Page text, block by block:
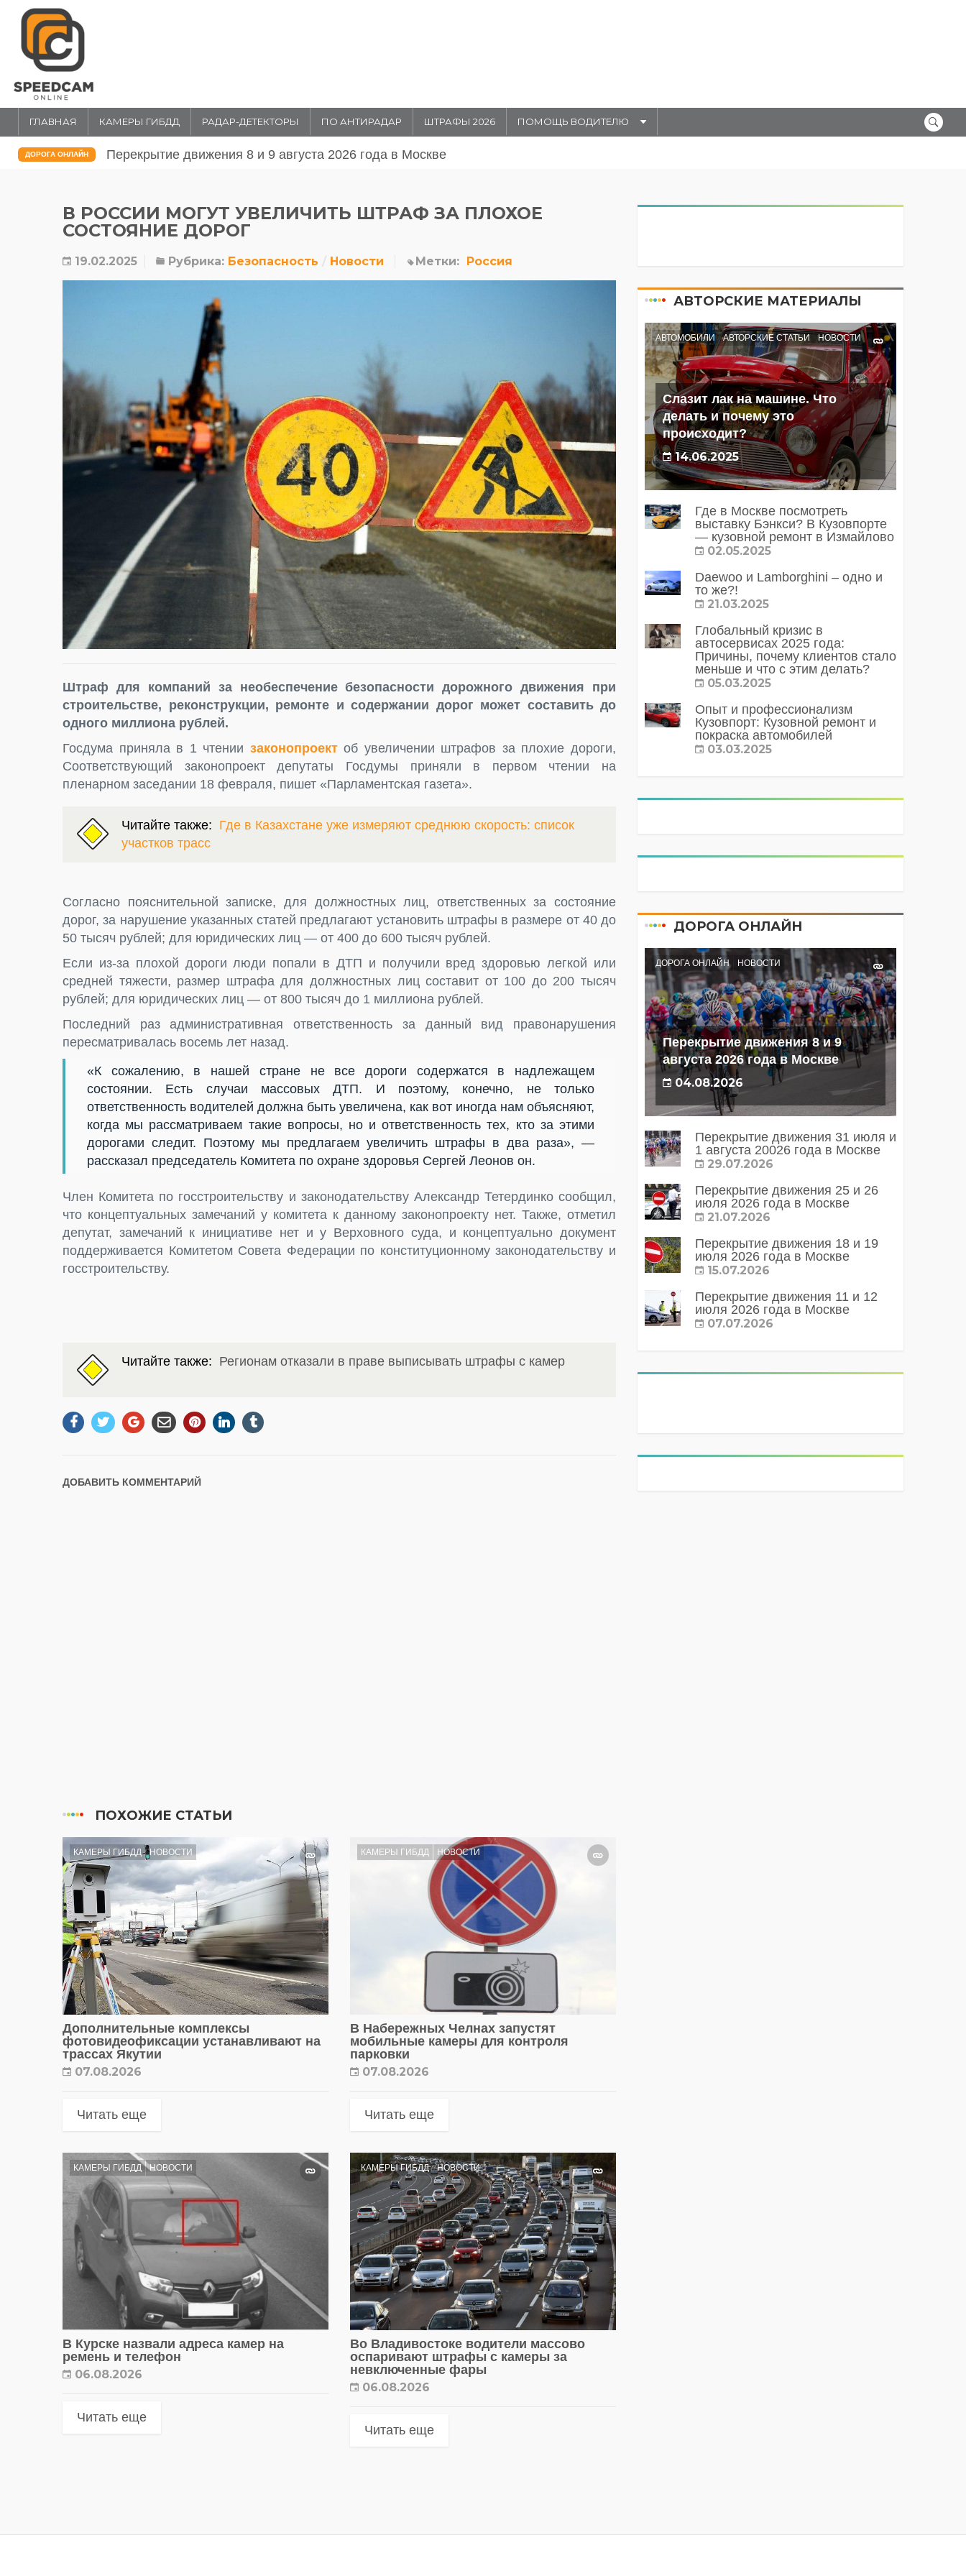
ГЛАВНАЯ КАМЕРЫ ГИБДД РАДАР-ДЕТЕКТОРЫ ПО АНТИРАДАР ШТРАФЫ 2026 ПОМОЩЬ ВОДИТЕЛЮ
ДОРОГА ОНЛАЙН Перекрытие движения 31 июля и 1 августа 20026 года в Москве
В РОССИИ МОГУТ УВЕЛИЧИТЬ ШТРАФ ЗА ПЛОХОЕ
СОСТОЯНИЕ ДОРОГ
19.02.2025 Рубрика: Безопасность Новости Метки: Россия
Штраф для компаний за необеспечение безопасности дорожного движения при
строительстве, реконструкции, ремонте и содержании дорог может составить до
одного миллиона рублей.
Госдума приняла в 1 чтении законопроект об увеличении штрафов за плохие дороги,
Соответствующий законопроект депутаты Госдумы приняли в первом чтении на
пленарном заседании 18 февраля, пишет «Парламентская газета».
Читайте также: Где в Казахстане уже измеряют среднюю скорость: список
участков трасс
Согласно пояснительной записке, для должностных лиц, ответственных за состояние
дорог, за нарушение указанных статей предлагают установить штрафы в размере от 40 до
50 тысяч рублей; для юридических лиц — от 400 до 600 тысяч рублей.
Если из-за плохой дороги люди попали в ДТП и получили вред здоровью легкой или
средней тяжести, размер штрафа для должностных лиц составит от 100 до 200 тысяч
рублей; для юридических лиц — от 800 тысяч до 1 миллиона рублей.
Последний раз административная ответственность за данный вид правонарушения
пересматривалась восемь лет назад.
«К сожалению, в нашей стране не все дороги содержатся в надлежащем
состоянии. Есть случаи массовых ДТП. И поэтому, конечно, не только
ответственность водителей должна быть увеличена, как вот иногда нам объясняют,
когда мы рассматриваем такие вопросы, но и ответственность тех, кто за этими
дорогами следит. Поэтому мы предлагаем увеличить штрафы в два раза», —
рассказал председатель Комитета по охране здоровья Сергей Леонов он.
Член Комитета по госстроительству и законодательству Александр Тетердинко сообщил,
что концептуальных замечаний у комитета к данному законопроекту нет. Также, отметил
депутат, замечаний к инициативе нет и у Верховного суда, и концептуально документ
поддерживается Комитетом Совета Федерации по конституционному законодательству и
госстроительству.
Читайте также: Регионам отказали в праве выписывать штрафы с камер
ДОБАВИТЬ КОММЕНТАРИЙ
ПОХОЖИЕ СТАТЬИ
КАМЕРЫ ГИБДД НОВОСТИ
Дополнительные комплексы
фотовидеофиксации устанавливают на
трассах Якутии
07.08.2026
Читать еще
КАМЕРЫ ГИБДД НОВОСТИ
В Набережных Челнах запустят
мобильные камеры для контроля
парковки
07.08.2026
Читать еще
КАМЕРЫ ГИБДД НОВОСТИ
В Курске назвали адреса камер на
ремень и телефон
06.08.2026
Читать еще
КАМЕРЫ ГИБДД НОВОСТИ
Во Владивостоке водители массово
оспаривают штрафы с камеры за
невключенные фары
06.08.2026
Читать еще
АВТОРСКИЕ МАТЕРИАЛЫ
АВТОМОБИЛИ АВТОРСКИЕ СТАТЬИ НОВОСТИ
Слазит лак на машине. Что
делать и почему это
происходит?
14.06.2025
Где в Москве посмотреть
выставку Бэнкси? В Кузовпорте
— кузовной ремонт в Измайлово
02.05.2025
Daewoo и Lamborghini – одно и
то же?!
21.03.2025
Глобальный кризис в
автосервисах 2025 года:
Причины, почему клиентов стало
меньше и что с этим делать?
05.03.2025
Опыт и профессионализм
Кузовпорт: Кузовной ремонт и
покраска автомобилей
03.03.2025
ДОРОГА ОНЛАЙН
ДОРОГА ОНЛАЙН НОВОСТИ
Перекрытие движения 8 и 9
августа 2026 года в Москве
04.08.2026
Перекрытие движения 31 июля и
1 августа 20026 года в Москве
29.07.2026
Перекрытие движения 25 и 26
июля 2026 года в Москве
21.07.2026
Перекрытие движения 18 и 19
июля 2026 года в Москве
15.07.2026
Перекрытие движения 11 и 12
июля 2026 года в Москве
07.07.2026